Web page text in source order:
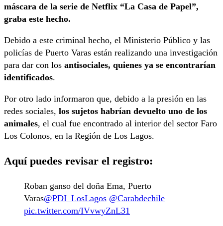
máscara de la serie de Netflix “La Casa de Papel”,
graba este hecho.
Debido a este criminal hecho, el Ministerio Público y las
policías de Puerto Varas están realizando una investigación
para dar con los antisociales, quienes ya se encontrarían
identificados.
Por otro lado informaron que, debido a la presión en las
redes sociales, los sujetos habrían devuelto uno de los
animales, el cual fue encontrado al interior del sector Faro
Los Colonos, en la Región de Los Lagos.
Aquí puedes revisar el registro:
Roban ganso del doña Ema, Puerto
Varas@PDI_LosLagos @Carabdechile
pic.twitter.com/IVvwyZnL31